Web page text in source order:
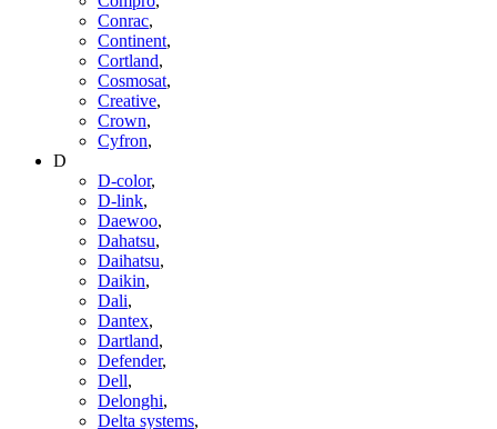
Conrac,
Continent,
Cortland,
Cosmosat,
Creative,
Crown,
Cyfron,
D
D-color,
D-link,
Daewoo,
Dahatsu,
Daihatsu,
Daikin,
Dali,
Dantex,
Dartland,
Defender,
Dell,
Delonghi,
Delta systems,